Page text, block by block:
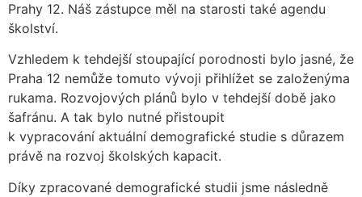
Prahy 12. Náš zástupce měl na starosti také agendu
školství.
Vzhledem k tehdejší stoupající porodnosti bylo jasné, že
Praha 12 nemůže tomuto vývoji přihlížet se založenýma
rukama. Rozvojových plánů bylo v tehdejší době jako
šafránu. A tak bylo nutné přistoupit
k vypracování aktuální demografické studie s důrazem
právě na rozvoj školských kapacit.
Díky zpracované demografické studii jsme následně